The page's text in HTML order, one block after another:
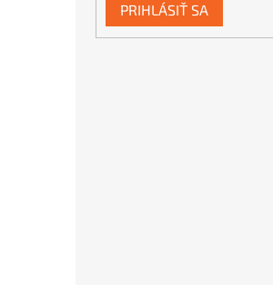
PRIHLÁSIŤ SA